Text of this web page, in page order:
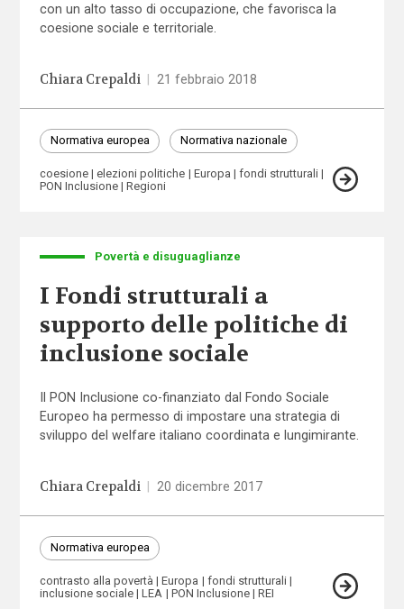
con un alto tasso di occupazione, che favorisca la
coesione sociale e territoriale.
Chiara Crepaldi 21 febbraio 2018
Normativa europea Normativa nazionale
coesione elezioni politiche Europa
fondi strutturali
PON Inclusione
Regioni
Povertà e disuguaglianze
I Fondi strutturali a
supporto delle politiche di
inclusione sociale
Il PON Inclusione co-finanziato dal Fondo Sociale
Europeo ha permesso di impostare una strategia di
sviluppo del welfare italiano coordinata e lungimirante.
Chiara Crepaldi | 20 dicembre 2017
Normativa europea
contrasto alla povertà Europa
fondi strutturali
inclusione sociale
LEA PON Inclusione REI